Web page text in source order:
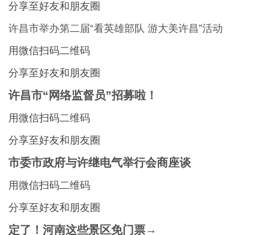
分享至好友和朋友圈
许昌市举办第二届“看英雄部队 游大美许昌”活动
用微信扫码二维码
分享至好友和朋友圈
许昌市“网络监督员”招募啦！
用微信扫码二维码
分享至好友和朋友圈
市委市政府与许继电气举行会商座谈
用微信扫码二维码
分享至好友和朋友圈
定了！河南这些景区免门票→